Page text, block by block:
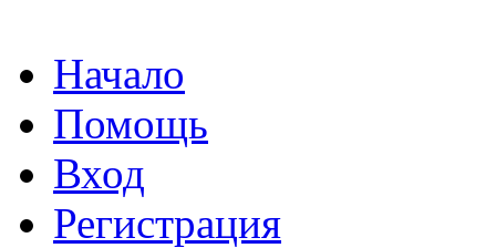
Начало
Помощь
Вход
Регистрация